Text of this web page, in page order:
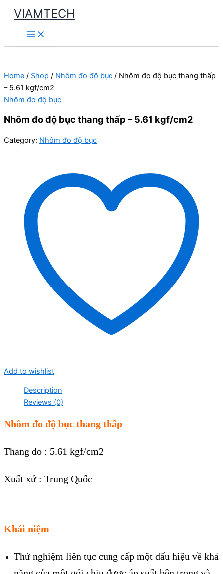
Skip
content
VIAMTECH
Main
Menu
Home / Shop / Nhôm đo độ bục / Nhôm đo độ bục thang thấp
– 5.61 kgf/cm2
Nhôm đo độ bục
Nhôm đo độ bục thang thấp – 5.61 kgf/cm2
Category: Nhôm đo độ bục
Add to wishlist
Description
Reviews (0)
Nhôm đo độ bục thang thấp
Thang đo : 5.61 kgf/cm2
Xuất xứ : Trung Quốc
Khái niệm
Thử nghiệm liên tục cung cấp một dấu hiệu về khả